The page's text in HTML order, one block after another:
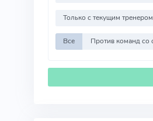
Только с текущим тренером
Все